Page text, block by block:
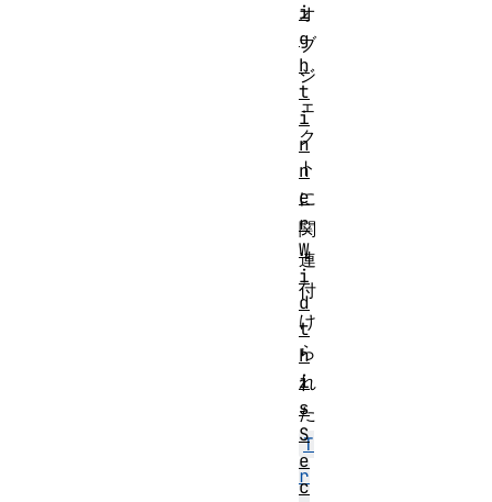
オ
ブ
ジ
ェ
ク
ト
に
関
連
付
け
ら
れ
た
T
r
i
g
h
t
i
n
n
e
r
W
i
d
t
h
i
s
S
e
c